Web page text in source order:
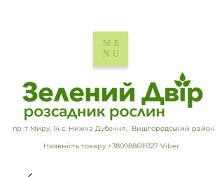
пр-т Миру, 14 с. Нижча Дубечня, Вишгородський район
Наявність товару +380988691327 Viber
ME
NU